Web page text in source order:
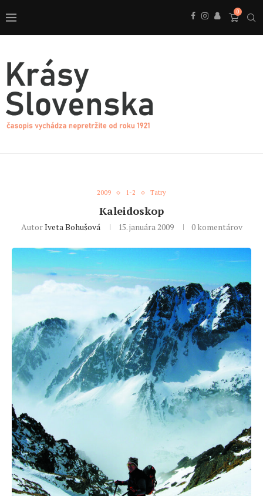
0
2009 1-2 Tatry
Kaleidoskop
AutorIveta Bohušová 15. januára 2009 0 komentárov